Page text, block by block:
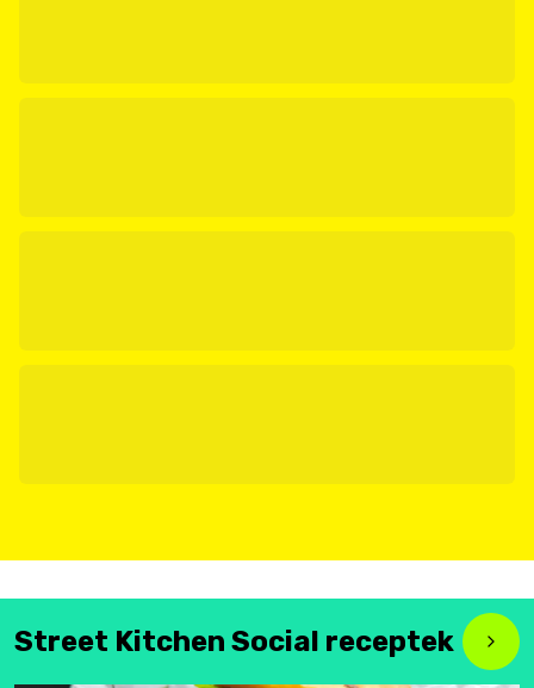
Street Kitchen Social receptek